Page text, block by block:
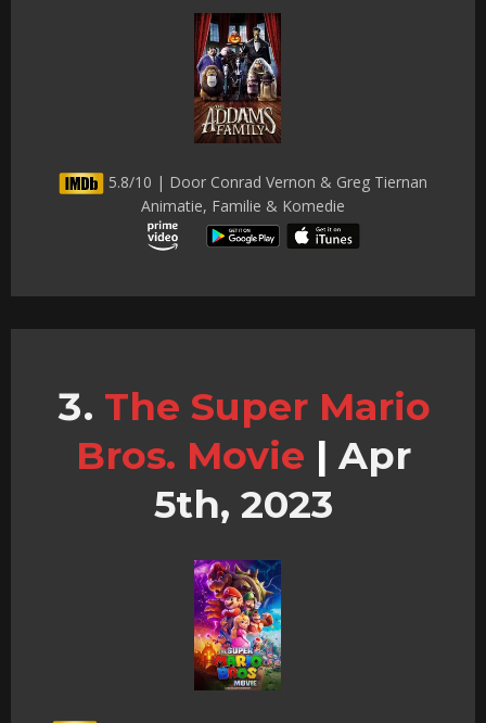
5.8/10 | Door Conrad Vernon & Greg Tiernan
Animatie, Familie & Komedie
The Super Mario
Bros. Movie | Apr
5th, 2023